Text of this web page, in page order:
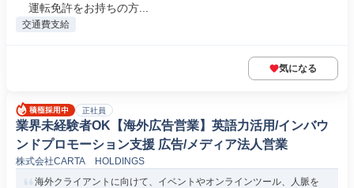
運転免許をお持ちの方...
交通費支給
気になる
正社員
業界未経験者OK【海外広告営業】英語力活用/インバウ
ンドプロモーション支援 広告/メディア法人営業
株式会社CARTA HOLDINGS
海外クライアントに向けて、イベントやオンラインツール、人脈を